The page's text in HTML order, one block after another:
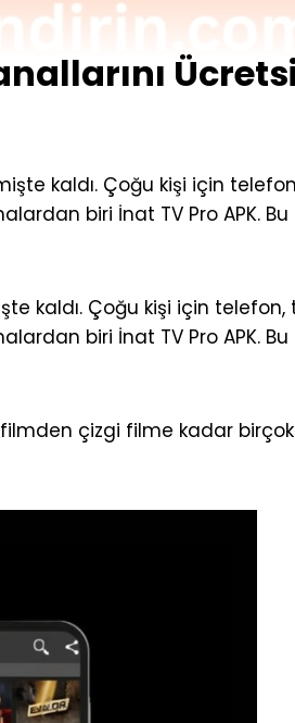
kaldı. Çoğu kişi için
biri İnat TV Pro APK.
kaldı. Çoğu kişi için
biri İnat TV Pro APK.
çizgi filme kadar birçok